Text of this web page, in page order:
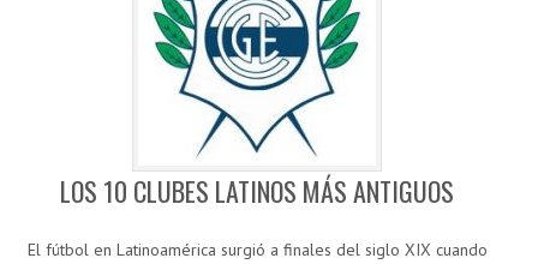
LOS 10 CLUBES LATINOS MÁS ANTIGUOS
El fútbol en Latinoamérica surgió a finales del siglo XIX cuando